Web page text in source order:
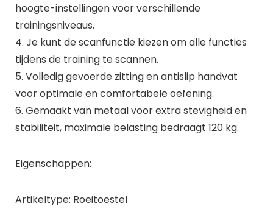
hoogte-instellingen voor verschillende
trainingsniveaus.
4. Je kunt de scanfunctie kiezen om alle functies
tijdens de training te scannen.
5. Volledig gevoerde zitting en antislip handvat
voor optimale en comfortabele oefening.
6. Gemaakt van metaal voor extra stevigheid en
stabiliteit, maximale belasting bedraagt 120 kg.
Eigenschappen:
Artikeltype: Roeitoestel